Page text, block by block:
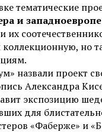
тематические
и
но
назвали проект
Александра
экспозицию
для
«Фаберже» и